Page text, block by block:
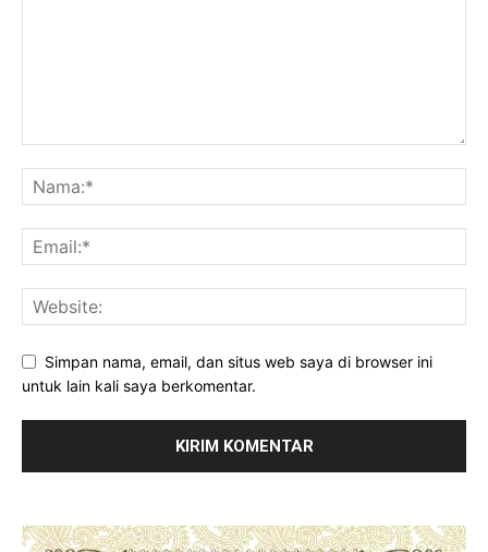
Simpan nama, email, dan situs web saya di browser ini
untuk lain kali saya berkomentar.